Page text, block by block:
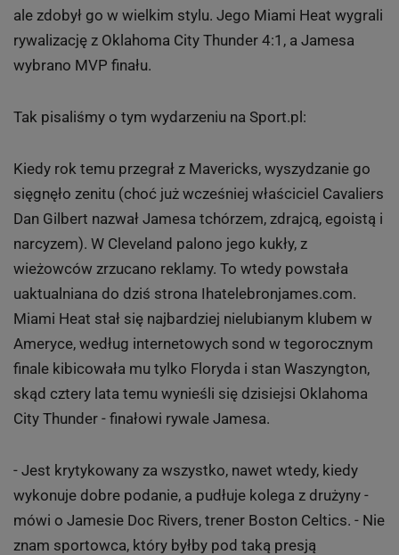
ale zdobył go w wielkim stylu. Jego Miami Heat wygrali
rywalizację z Oklahoma City Thunder 4:1, a Jamesa
wybrano MVP finału.
Tak pisaliśmy o tym wydarzeniu na Sport.pl:
Kiedy rok temu przegrał z Mavericks, wyszydzanie go
sięgnęło zenitu (choć już wcześniej właściciel Cavaliers
Dan Gilbert nazwał Jamesa tchórzem, zdrajcą, egoistą i
narcyzem). W Cleveland palono jego kukły, z
wieżowców zrzucano reklamy. To wtedy powstała
uaktualniana do dziś strona Ihatelebronjames.com.
Miami Heat stał się najbardziej nielubianym klubem w
Ameryce, według internetowych sond w tegorocznym
finale kibicowała mu tylko Floryda i stan Waszyngton,
skąd cztery lata temu wynieśli się dzisiejsi Oklahoma
City Thunder - finałowi rywale Jamesa.
- Jest krytykowany za wszystko, nawet wtedy, kiedy
wykonuje dobre podanie, a pudłuje kolega z drużyny -
mówi o Jamesie Doc Rivers, trener Boston Celtics. - Nie
znam sportowca, który byłby pod taką presją